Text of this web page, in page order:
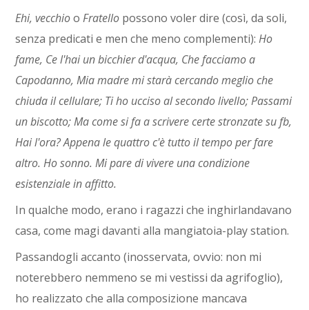
Ehi, vecchiooFratello possono voler dire (così, da soli,
senza predicati e men che meno complementi):Ho
fame, Ce l'hai un bicchier d'acqua, Che facciamo a
Capodanno, Mia madre mi starà cercando meglio che
chiuda il cellulare; Ti ho ucciso al secondo livello; Passami
un biscotto; Ma come si fa a scrivere certe stronzate su fb,
Hai l'ora? Appena le quattro c'è tutto il tempo per fare
altro. Ho sonno. Mi pare di vivere una condizione
esistenziale in affitto.
In qualche modo, erano i ragazzi che inghirlandavano
casa, come magi davanti alla mangiatoia-play station.
Passandogli accanto (inosservata, ovvio: non mi
noterebbero nemmeno se mi vestissi da agrifoglio),
ho realizzato che alla composizione mancava